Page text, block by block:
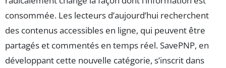
consommée. Les lecteurs d’aujourd’hui recherchent
des contenus accessibles en ligne, qui peuvent être
partagés et commentés en temps réel. SavePNP, en
développant cette nouvelle catégorie, s’inscrit dans